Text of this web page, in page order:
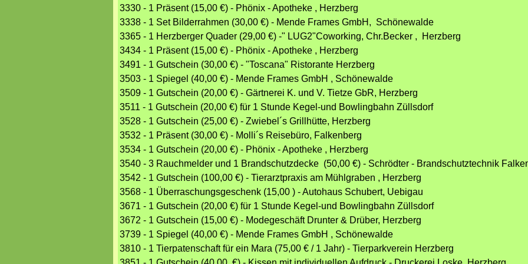
3330 - 1 Präsent (15,00 €) - Phönix - Apotheke , Herzberg
3338 - 1 Set Bilderrahmen (30,00 €) - Mende Frames GmbH, Schönewalde
3365 - 1 Herzberger Quader (29,00 €) -" LUG2"Coworking, Chr.Becker , Herzberg
3434 - 1 Präsent (15,00 €) - Phönix - Apotheke , Herzberg
3491 - 1 Gutschein (30,00 €) - "Toscana" Ristorante Herzberg
3503 - 1 Spiegel (40,00 €) - Mende Frames GmbH , Schönewalde
3509 - 1 Gutschein (20,00 €) - Gärtnerei K. und V. Tietze GbR, Herzberg
3511 - 1 Gutschein (20,00 €) für 1 Stunde Kegel-und Bowlingbahn Züllsdorf
3528 - 1 Gutschein (25,00 €) - Zwiebel´s Grillhütte, Herzberg
3532 - 1 Präsent (30,00 €) - Molli´s Reisebüro, Falkenberg
3534 - 1 Gutschein (20,00 €) - Phönix - Apotheke , Herzberg
3540 - 3 Rauchmelder und 1 Brandschutzdecke (50,00 €) - Schrödter - Brandschutztechnik
3542 - 1 Gutschein (100,00 €) - Tierarztpraxis am Mühlgraben , Herzberg
3568 - 1 Überraschungsgeschenk (15,00 ) - Autohaus Schubert, Uebigau
3671 - 1 Gutschein (20,00 €) für 1 Stunde Kegel-und Bowlingbahn Züllsdorf
3672 - 1 Gutschein (15,00 €) - Modegeschäft Drunter & Drüber, Herzberg
3739 - 1 Spiegel (40,00 €) - Mende Frames GmbH , Schönewalde
3810 - 1 Tierpatenschaft für ein Mara (75,00 € / 1 Jahr) - Tierparkverein Herzberg